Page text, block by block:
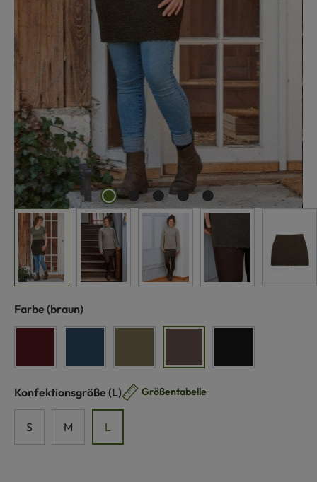
Farbe auswählen
(braun)
Konfektionsgröße auswählen
(L) Größentabelle
S M L